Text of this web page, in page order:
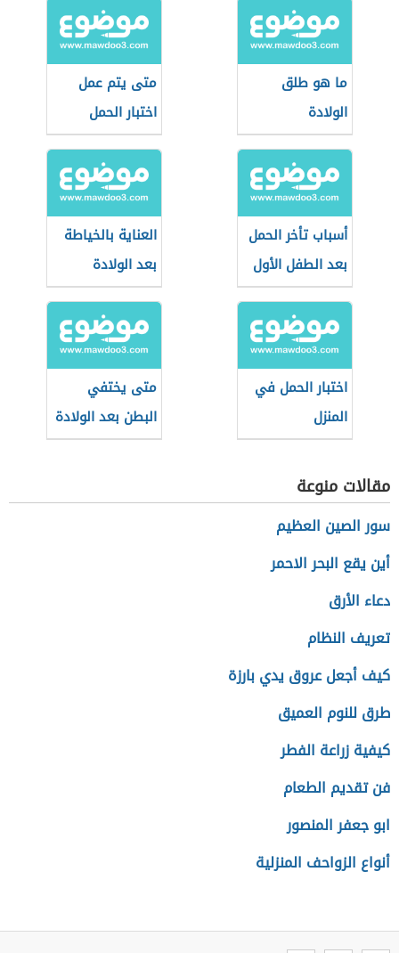
ما هو طلق
الولادة
متى يتم عمل
اختبار الحمل
أسباب تأخر الحمل
بعد الطفل الأول
العناية بالخياطة
بعد الولادة
اختبار الحمل في
المنزل
متى يختفي
البطن بعد الولادة
مقالات منوعة
سور الصين العظيم
أين يقع البحر الاحمر
دعاء الأرق
تعريف النظام
كيف أجعل عروق يدي بارزة
طرق للنوم العميق
كيفية زراعة الفطر
فن تقديم الطعام
ابو جعفر المنصور
أنواع الزواحف المنزلية